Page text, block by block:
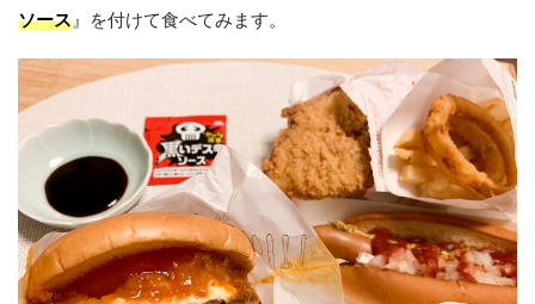
ソース 』を付けて食べてみます。